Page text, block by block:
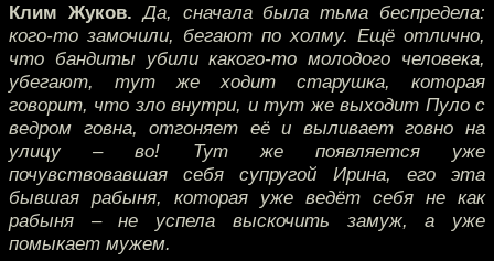
Клим Жуков. Да, сначала была тьма беспредела:
кого-то замочили, бегают по холму. Ещё отлично,
что бандиты убили какого-то молодого человека,
убегают, тут же ходит старушка, которая
говорит, что зло внутри, и тут же выходит Пуло с
ведром говна, отгоняет её и выливает говно на
улицу – во! Тут же появляется уже
почувствовавшая себя супругой Ирина, его эта
бывшая рабыня, которая уже ведёт себя не как
рабыня – не успела выскочить замуж, а уже
помыкает мужем.